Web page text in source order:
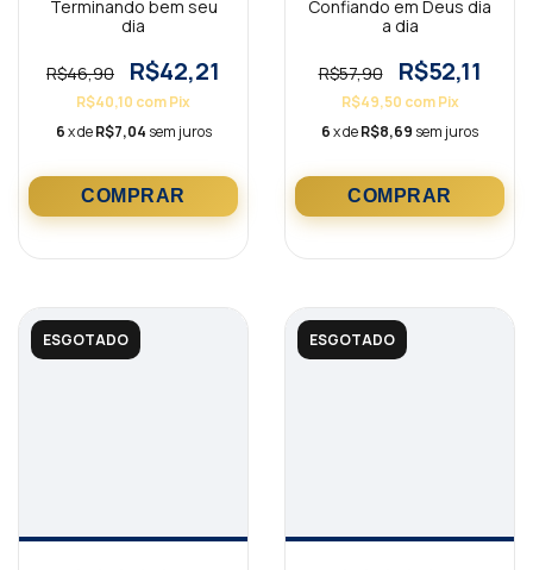
Terminando bem seu
dia
R$46,90 R$42,21
R$40,10 comPix
6x deR$7,04 sem juros
Confiando em Deus dia
a dia
R$57,90 R$52,11
R$49,50 com Pix
6x deR$8,69 sem juros
ESGOTADO ESGOTADO